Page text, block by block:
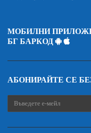
МОБИЛНИ
БГ БАРКОД
АБОНИРАЙТЕ СЕ